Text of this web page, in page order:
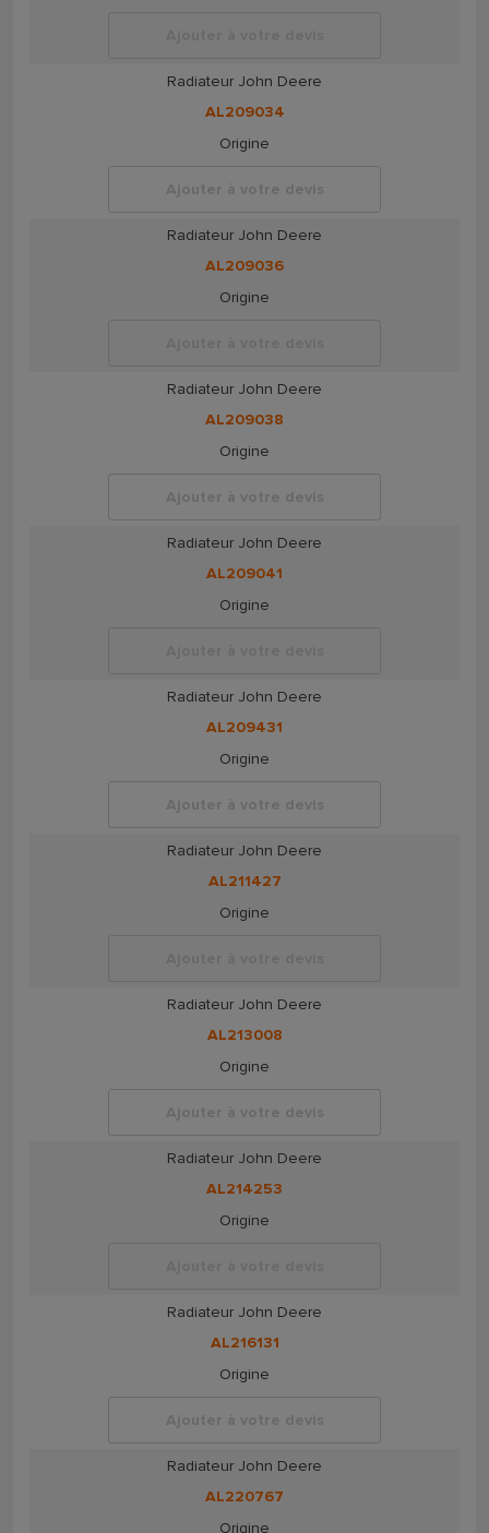
Radiateur John Deere
AL209034
Origine
Ajouter à votre devis
Radiateur John Deere
AL209036
Origine
Radiateur John Deere
AL209038
Origine
Ajouter à votre devis
Radiateur John Deere
AL209041
Origine
Radiateur John Deere
AL209431
Origine
Ajouter à votre devis
Radiateur John Deere
AL211427
Origine
Radiateur John Deere
AL213008
Origine
Ajouter à votre devis
Radiateur John Deere
AL214253
Origine
Radiateur John Deere
AL216131
Origine
Ajouter à votre devis
Radiateur John Deere
AL220767
Origine